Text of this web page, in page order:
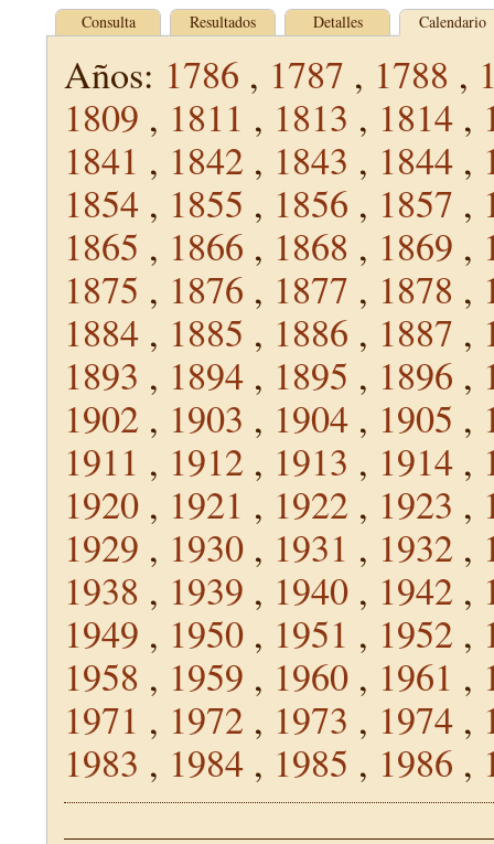
Consulta Resultados Detalles Calendario
Años: 1786 , 1787 , 1788 ,
1809 , 1811 , 1813 , 1814 ,
1841 , 1842 , 1843 , 1844 ,
1854 , 1855 , 1856 , 1857 ,
1865 , 1866 , 1868 , 1869 ,
1875 , 1876 , 1877 , 1878 ,
1884 , 1885 , 1886 , 1887 ,
1893 , 1894 , 1895 , 1896 ,
1902 , 1903 , 1904 , 1905 ,
1911 , 1912 , 1913 , 1914 ,
1920 , 1921 , 1922 , 1923 ,
1929 , 1930 , 1931 , 1932 ,
1938 , 1939 , 1940 , 1942 ,
1949 , 1950 , 1951 , 1952 ,
1958 , 1959 , 1960 , 1961 ,
1971 , 1972 , 1973 , 1974 ,
1983 , 1984 , 1985 , 1986 ,